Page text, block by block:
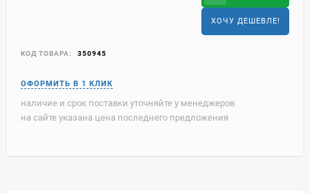
ХОЧУ ДЕШЕВЛЕ!
КОД ТОВАРА: 350945
наличие и срок поставки уточняйте у менеджеров
на сайте указана цена последнего предложения